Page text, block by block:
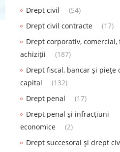
Drept civil
(54)
Drept civil contracte
(17)
Drept corporativ,
achiziții
(187)
Drept fiscal, bancar și piețe
capital
(132)
Drept penal
(17)
Drept penal și infracțiuni
economice
(2)
Drept succesoral și drept